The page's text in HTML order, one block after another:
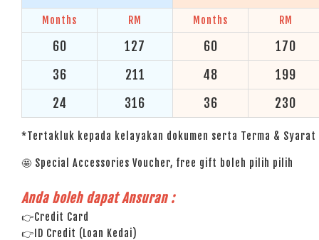
Months RM Months RM
60 127 60
170
36
211 48
199
24
316 36 230
*Tertakluk kepada kelayakan dokumen serta Terma &
🤩 Special Accessories Voucher, free gift boleh pilih pilih
Anda boleh dapat Ansuran :
👉Credit Card
👉ID Credit (Loan Kedai)